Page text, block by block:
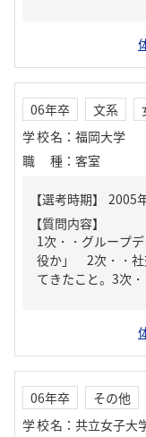
06年卒 文系
学校名 ： 福岡大学
職種 ： 客室
【質問内容】
1次・・グループ
役か」 2次・・社
てきたこと。3次
06年卒 その他
学校名 ： 共立女子大